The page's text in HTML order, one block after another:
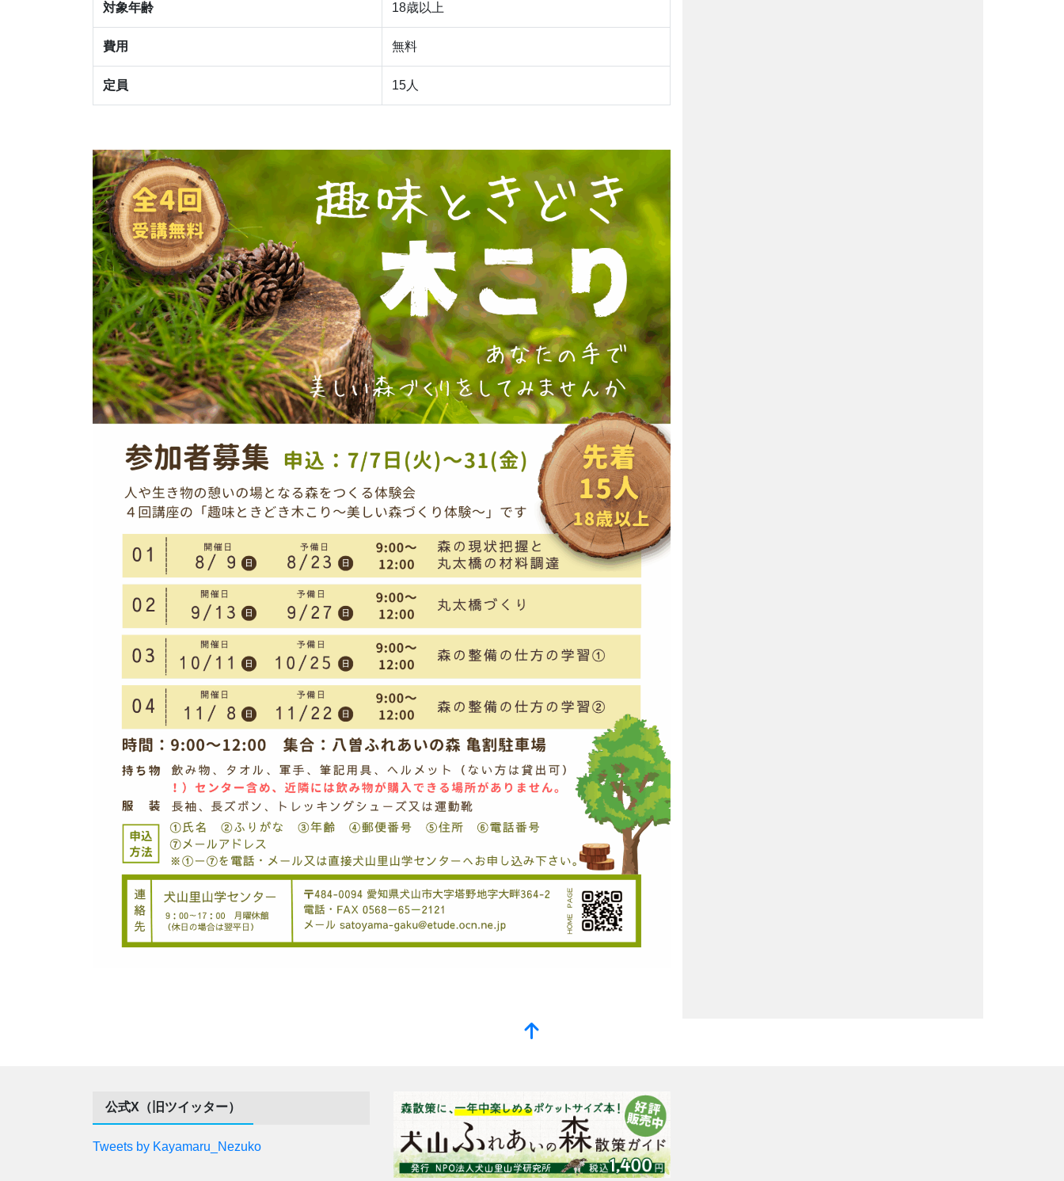
対象年齢 18歳以上
費用 無料
定員 15人
公式X（旧ツイッター）
Tweets by Kayamaru_Nezuko